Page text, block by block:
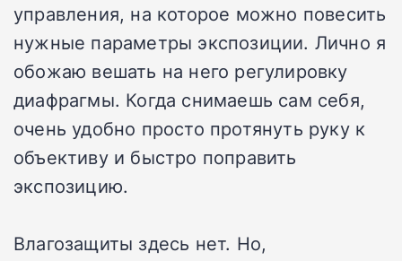
управления, на которое можно повесить
нужные параметры экспозиции. Лично я
обожаю вешать на него регулировку
диафрагмы. Когда снимаешь сам себя,
очень удобно просто протянуть руку к
объективу и быстро поправить
экспозицию.
Влагозащиты здесь нет. Но,